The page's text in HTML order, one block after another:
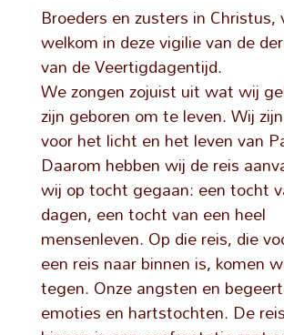
Broeders en zusters in
welkom in deze vigilie van de
van de Veertigdagentijd.
We zongen zojuist uit wat wij
zijn geboren om te leven. Wij
voor het licht en het leven van
Daarom hebben wij de reis
wij op tocht gegaan: een tocht
dagen, een tocht van een heel
mensenleven. Op die reis, die
een reis naar binnen is, komen
tegen. Onze angsten en
emoties en hartstochten. De